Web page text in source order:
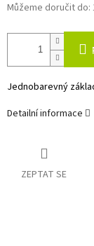
Můžeme doručit do:
Jednobarevný
Detailní informace
ZEPTAT SE